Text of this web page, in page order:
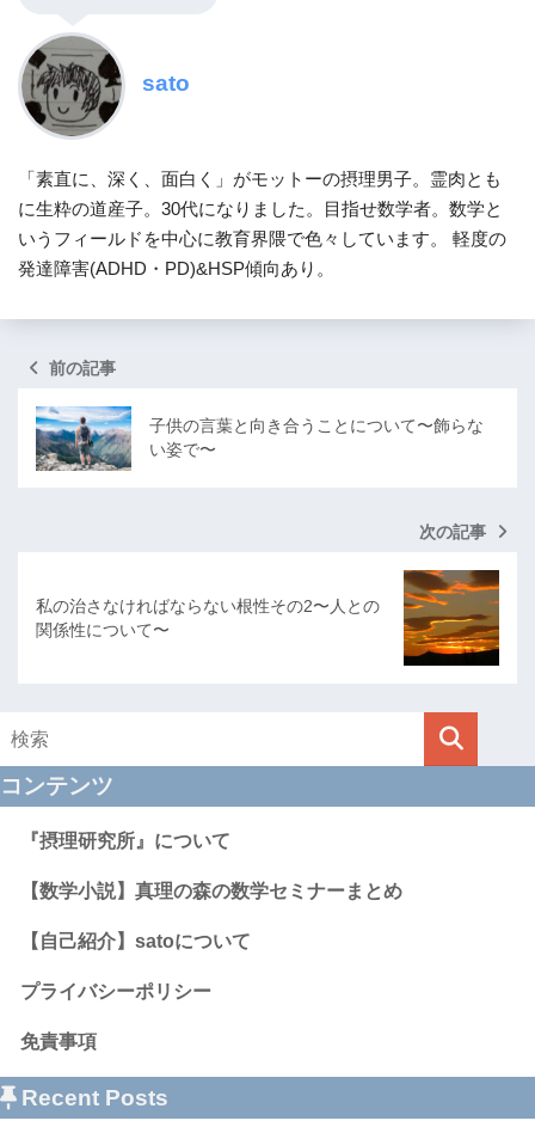
sato
「素直に、深く、面白く」がモットーの摂理男子。霊肉とも
に生粋の道産子。30代になりました。目指せ数学者。数学と
いうフィールドを中心に教育界隈で色々しています。 軽度の
発達障害(ADHD・PD)&HSP傾向あり。
前の記事
子供の言葉と向き合うことについて〜飾らな
い姿で〜
次の記事
私の治さなければならない根性その2〜人との
関係性について〜
コンテンツ
『摂理研究所』について
【数学小説】真理の森の数学セミナーまとめ
【自己紹介】satoについて
プライバシーポリシー
免責事項
Recent Posts